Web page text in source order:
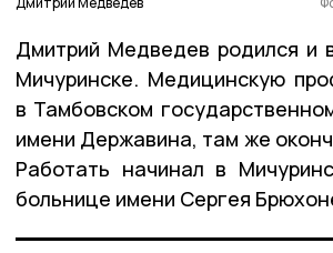
Дмитрий Медведев родился и
Мичуринске. Медицинскую
в Тамбовском
имени Державина, там же
Работать начинал в
больнице имени Сергея